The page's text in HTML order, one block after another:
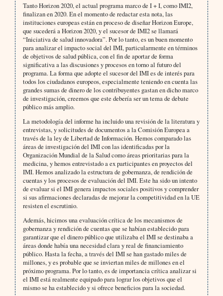
Tanto Horizon 2020, el actual programa marco de I + I, como IMI2,
finalizan en 2020. En el momento de redactar esta nota, las
instituciones europeas están en proceso de diseñar Horizon Europe,
que sucederá a Horizon 2020, y el sucesor de IMI2 se llamará
“Iniciativa de salud innovadora”. Por lo tanto, es un buen momento
para analizar el impacto social del IMI, particularmente en términos
de objetivos de salud pública, con el fin de aportar de forma
significativa a las discusiones y procesos en torno al futuro del
programa. La forma que adopte el sucesor del IMI es de interés para
todos los ciudadanos europeos, especialmente teniendo en cuenta las
grandes sumas de dinero de los contribuyentes gastan en dicho marco
de investigación, creemos que este debería ser un tema de debate
público más amplio.
La metodología del informe ha incluido una revisión de la literatura y
entrevistas, y solicitudes de documentos a la Comisión Europea a
través de la ley de Libertad de Información. Hemos comparado las
áreas de investigación del IMI con las identificadas por la
Organización Mundial de la Salud como áreas prioritarias para la
medicina, y hemos entrevistado a ex participantes en proyectos del
IMI. Hemos analizado la estructura de gobernanza, de rendición de
cuentas y los procesos de evaluación del IMI. Este ha sido un intento
de evaluar si el IMI genera impactos sociales positivos y comprender
si sus afirmaciones declaradas de mejorar la competitividad en la UE
resisten el escrutinio.
Además, hicimos una evaluación crítica de los mecanismos de
gobernanza y rendición de cuentas que se habían establecido para
garantizar que el dinero público que utilizaba el IMI se destinaba a
áreas donde había una necesidad clara y real de financiamiento
público. Hasta la fecha, a través del IMI se han gastado miles de
millones, y es probable que se inviertan miles de millones en el
próximo programa. Por lo tanto, es de importancia crítica analizar si
el IMI está realmente equipado para lograr los objetivos que el
mismo se ha establecido y si ofrece beneficios para la sociedad.